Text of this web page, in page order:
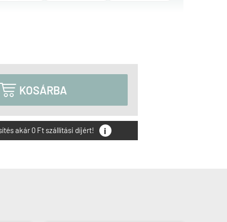
 KOSÁRBA
akár 0 Ft szállítási díjért! i